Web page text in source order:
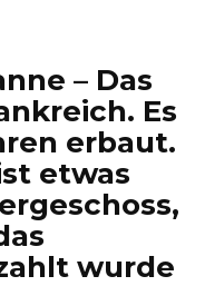
– Das
Es
erbaut.
etwas
wurde